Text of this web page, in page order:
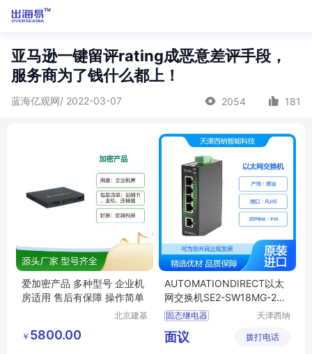
亚马逊一键留评rating成恶意差评手段，
服务商为了钱什么都上！
蓝海亿观网/ 2022-03-07 2054 181
爱加密产品 多种型号 企业机
房适用 售后有保障 操作简单
北京建基
￥ 5800.00
AUTOMATIONDIRECT以太
网交换机SE2-SW18MG-2P
经久耐用
固态继电器
AUTOMATIONDIRECT接触器
天津西纳
有限公司
面议 拨打电话